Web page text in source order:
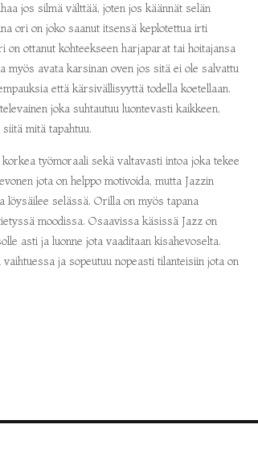
jos silmä välttää, joten jos käännät selän
ori on joko saanut itsensä keplotettua irti
ottanut kohteekseen harjaparat tai hoitajansa
myös avata karsinan oven jos sitä ei ole salvattu
että kärsivällisyyttä todella koetellaan.
joka suhtautuu luontevasti kaikkeen,
mitä tapahtuu.
työmoraali sekä valtavasti intoa joka tekee
jota on helppo motivoida, mutta Jazzin
löysäilee selässä. Orilla on myös tapana
moodissa. Osaavissa käsissä Jazz on
asti ja luonne jota vaaditaan kisahevoselta.
ja sopeutuu nopeasti tilanteisiin jota on